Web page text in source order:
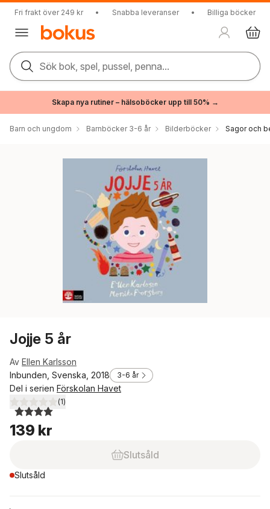
Fri frakt över 249 kr • Snabba leveranser • Billiga böcker
Sök bok, spel, pussel, penna...
Skapa nya rutiner – hälsoböcker upp till 50% →
Barn och ungdom Barnböcker 3-6 år Bilderböcker Sagor och
Jojje 5 år
Av Ellen Karlsson
Inbunden, Svenska, 2018
3-6 år
Del i serien Förskolan Havet
4,0utav 5 stjärnor. Totalt antal röster:
(1)
139 kr
Slutsåld
Slutsåld